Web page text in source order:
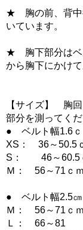
★ 胸の前、背中
いています。
★ 胸下部分はベ
から胸下にかけ
【サイズ】 胸
部分を測ってくだ
● ベルト幅1.6ｃ
XS： 36～50.5
S： 46～60.5
Ｍ： 56～71ｃｍ
● ベルト幅2.5㎝
Ｍ： 56～71ｃｍ
Ｌ： 66～81